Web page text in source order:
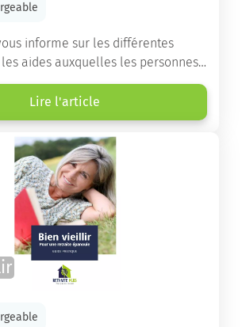
informe sur les différentes
aides auxquelles les personnes
pour financer un séjour en maison
maintien à domicile.
Lire l'article